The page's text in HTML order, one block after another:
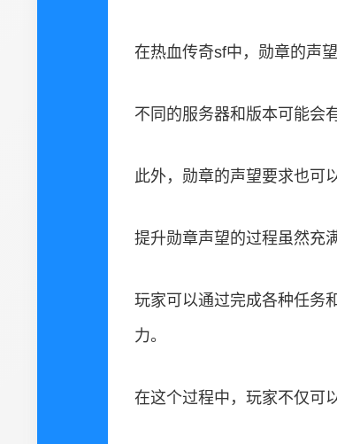
在热血传奇sf中，勋章的声
不同的服务器和版本可能会
此外，勋章的声望要求也可
提升勋章声望的过程虽然充
玩家可以通过完成各种任务
力。
在这个过程中，玩家不仅可